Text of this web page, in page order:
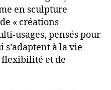
en sculpture
« créations
usages, pensés pour
s’adaptent à la vie
flexibilité et de